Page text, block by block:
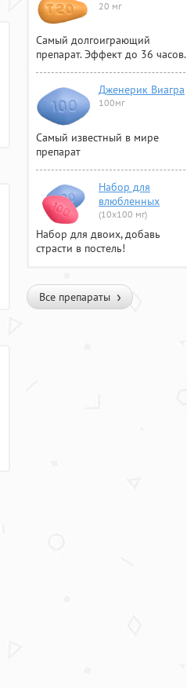
20 мг
Самый долгоиграющий
препарат. Эффект до 36 часов.
Дженерик Виагра
100мг
Самый известный в мире
препарат
Набор для
влюбленных
(10х100 мг)
Набор для двоих, добавь
страсти в постель!
Все препараты